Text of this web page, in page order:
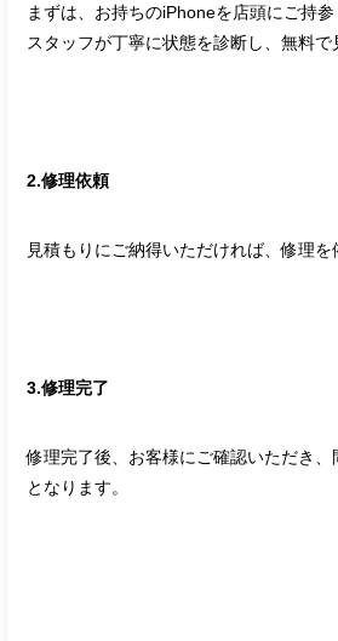
まずは、お持ちのiPhoneを店頭にご持
スタッフが丁寧に状態を診断し、無料で
2.修理依頼
見積もりにご納得いただければ、修理を
3.修理完了
修理完了後、お客様にご確認いただき
となります。